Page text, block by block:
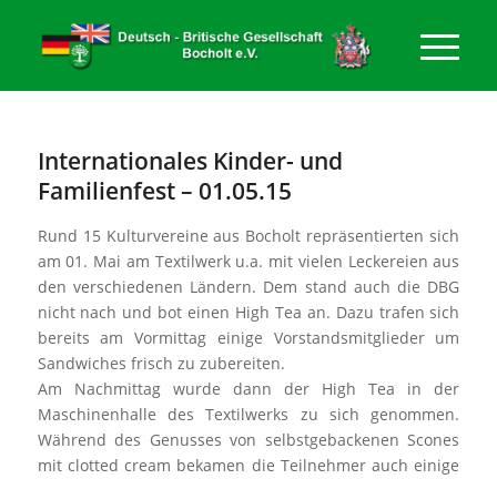
Internationales Kinder- und
Familienfest – 01.05.15
Rund 15 Kulturvereine aus Bocholt repräsentierten sich
am 01. Mai am Textilwerk u.a. mit vielen Leckereien aus
den verschiedenen Ländern. Dem stand auch die DBG
nicht nach und bot einen High Tea an. Dazu trafen sich
bereits am Vormittag einige Vorstandsmitglieder um
Sandwiches frisch zu zubereiten.
Am Nachmittag wurde dann der High Tea in der
Maschinenhalle des Textilwerks zu sich genommen.
Während des Genusses von selbstgebackenen Scones
mit clotted cream bekamen die Teilnehmer auch einige